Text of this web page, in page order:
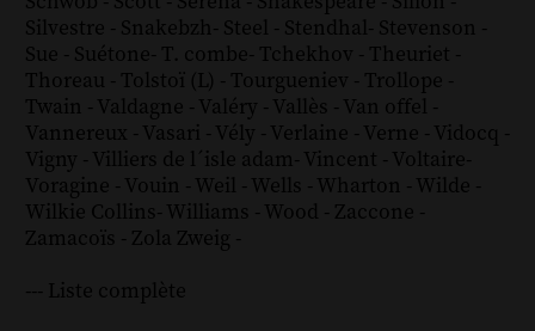
Silvestre - Snakebzh- Steel - Stendhal- Stevenson -
Sue - Suétone- T. combe- Tchekhov - Theuriet -
Thoreau - Tolstoï (L) - Tourgueniev - Trollope -
Twain - Valdagne - Valéry - Vallès - Van offel -
Vannereux - Vasari - Vély - Verlaine - Verne - Vidocq -
Vigny - Villiers de l´isle adam- Vincent - Voltaire-
Voragine - Vouin - Weil - Wells - Wharton - Wilde -
Wilkie Collins- Williams - Wood - Zaccone -
Zamacoïs - Zola Zweig -
--- Liste complète